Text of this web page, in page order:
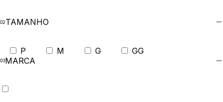
TAMANHO
P M G
GG
MARCA